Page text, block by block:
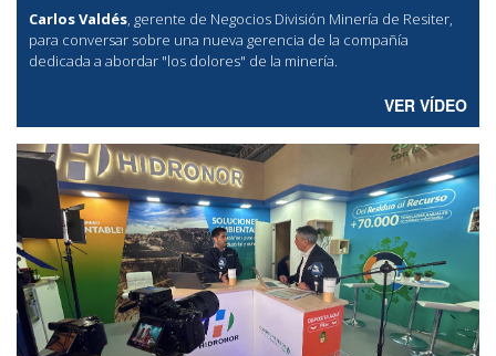
Carlos Valdés, gerente de Negocios División Minería de Resiter,
para conversar sobre una nueva gerencia de la compañía
dedicada a abordar "los dolores" de la minería.
VER VÍDEO